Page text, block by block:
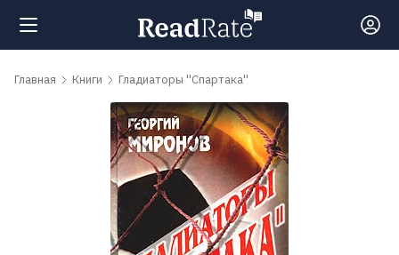
Поиск
Главная Книги Гладиаторы ''Спартака''